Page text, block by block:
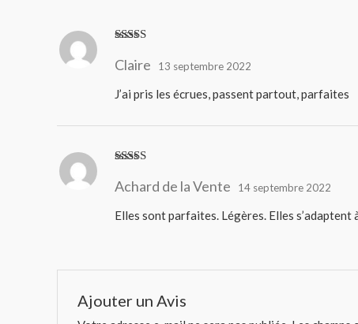
Claire 13 septembre 2022
J’ai pris les écrues, passent partout, parfaites
Achard de la Vente 14 septembre 2022
Elles sont parfaites. Légères. Elles s’adaptent
Ajouter un Avis